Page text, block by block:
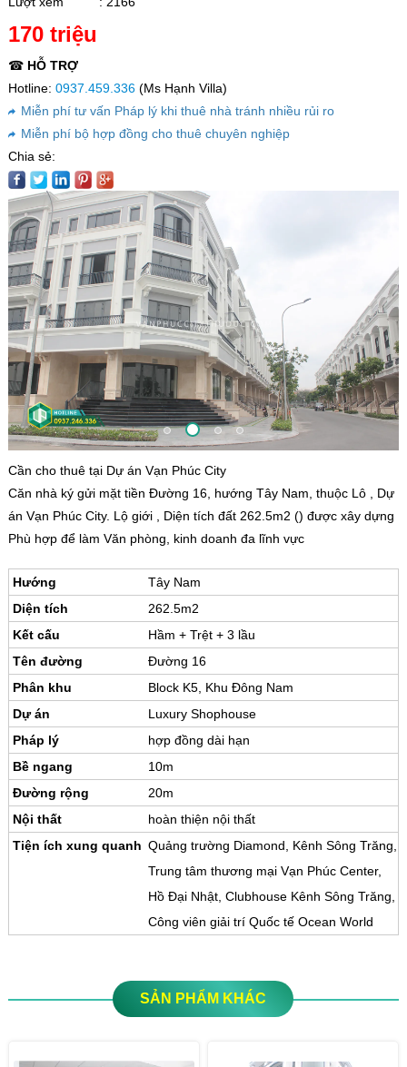
170 triệu
☎ HỖ TRỢ
Hotline: 0937.459.336(Ms Hạnh Villa)
Miễn phí tư vấn Pháp lý khi thuê nhà tránh nhiều rủi ro
Miễn phí bộ hợp đồng cho thuê chuyên nghiệp
Chia sẻ:
Cần cho thuê tại Dự án Vạn Phúc City
Căn nhà ký gửi mặt tiền Đường 16, hướng Tây Nam, thuộc Lô , Dự
án Vạn Phúc City. Lộ giới , Diện tích đất 262.5m2 () được xây dựng
Phù hợp để làm Văn phòng, kinh doanh đa lĩnh vực
Hướng
Tây Nam
Diện tích
262.5m2
Kết cấu
Hầm + Trệt + 3 lầu
Tên đường
Đường 16
Phân khu
Block K5, Khu Đông Nam
Dự án
Luxury Shophouse
Pháp lý
hợp đồng dài hạn
Bề ngang
10m
Đường rộng
20m
Nội thất
hoàn thiện nội thất
Tiện ích xung quanh Quảng trường Diamond, Kênh Sông Trăng,
Trung tâm thương mại Vạn Phúc Center,
Hồ Đại Nhật, Clubhouse Kênh Sông Trăng,
Công viên giải trí Quốc tế Ocean World
SẢN PHẨM KHÁC